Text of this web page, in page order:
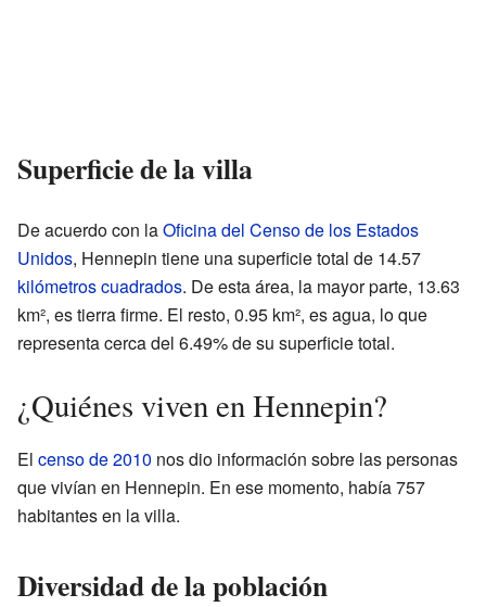
Superficie de la villa
De acuerdo con laOficina del Censo de los Estados
Unidos, Hennepin tiene una superficie total de 14.57
kilómetros cuadrados. De esta área, la mayor parte, 13.63
km², es tierra firme. El resto, 0.95 km², es agua, lo que
representa cerca del 6.49% de su superficie total.
¿Quiénes viven en Hennepin?
El censo de 2010 nos dio información sobre las personas
que vivían en Hennepin. En ese momento, había 757
habitantes en la villa.
Diversidad de la población